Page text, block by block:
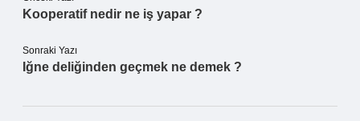
Kooperatif nedir ne iş yapar ?
Sonraki Yazı
Iğne deliğinden geçmek ne demek ?